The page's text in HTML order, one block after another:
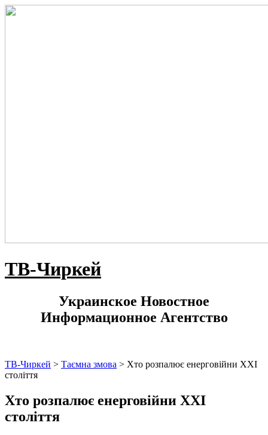
ТВ-Чиркей
Украинское Новостное
Информационное Агентство
ТВ-Чиркей > Таємна змова > Хто розпалює енерговійни XXI
століття
Хто розпалює енерговійни XXI
століття